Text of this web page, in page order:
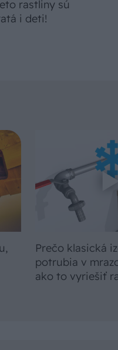
rastliny sú
i deti!
Prečo klasická
potrubia v
ako to vyriešiť